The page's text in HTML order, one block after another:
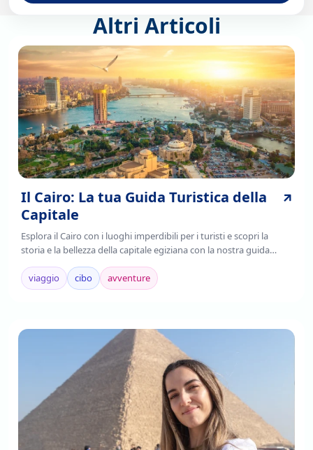
Altri Articoli
Il Cairo: La tua Guida Turistica della
Capitale
Esplora il Cairo con i luoghi imperdibili per i turisti e scopri la
storia e la bellezza della capitale egiziana con la nostra guida
completa. Leggi ora!
viaggio
cibo avventure